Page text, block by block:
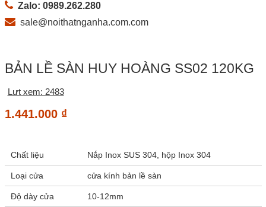
Zalo: 0989.262.280
sale@noithatnganha.com.com
BẢN LỀ SÀN HUY HOÀNG SS02 120KG
Lưt xem: 2483
1.441.000 ₫
Chất liệu Nắp Inox SUS 304, hộp Inox 304
Loại cửa cửa kính bản lề sàn
Độ dày cửa 10-12mm